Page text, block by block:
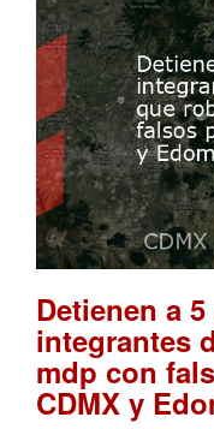
Detienen a
integrantes
mdp con
CDMX y